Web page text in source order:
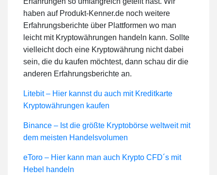
haben auf Produkt-Kenner.de noch weitere
Erfahrungsberichte über Plattformen wo man
leicht mit Kryptowährungen handeln kann. Sollte
vielleicht doch eine Kryptowährung nicht dabei
sein, die du kaufen möchtest, dann schau dir die
anderen Erfahrungsberichte an.
Litebit – Hier kannst du auch mit Kreditkarte
Kryptowährungen kaufen
Binance – Ist die größte Kryptobörse weltweit mit
dem meisten Handelsvolumen
eToro – Hier kann man auch Krypto CFD´s mit
Hebel handeln